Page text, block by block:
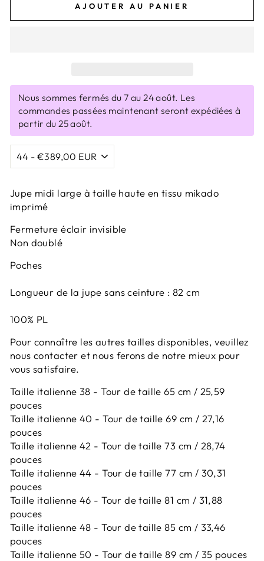
AJOUTER AU PANIER
Nous sommes fermés du 7 au 24 août. Les
commandes passées maintenant seront expédiées à
partir du 25 août.
Jupe midi large à taille haute en tissu mikado
imprimé
Fermeture éclair invisible
Non doublé
Poches
Longueur de la jupe sans ceinture : 82 cm
100% PL
Pour connaître les autres tailles disponibles, veuillez
nous contacter et nous ferons de notre mieux pour
vous satisfaire.
Taille italienne 38 - Tour de taille 65 cm / 25,59
pouces
Taille italienne 40 - Tour de taille 69 cm / 27,16
pouces
Taille italienne 42 - Tour de taille 73 cm / 28,74
pouces
Taille italienne 44 - Tour de taille 77 cm / 30,31
pouces
Taille italienne 46 - Tour de taille 81 cm / 31,88
pouces
Taille italienne 48 - Tour de taille 85 cm / 33,46
pouces
Taille italienne 50 - Tour de taille 89 cm / 35 pouces